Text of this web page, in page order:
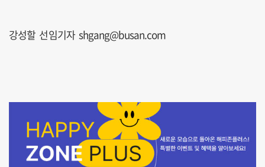
강성할 선임기자 shgang@busan.com